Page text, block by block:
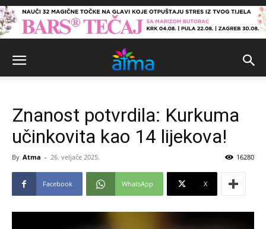
Znanost potvrdila: Kurkuma
učinkovita kao 14 lijekova!
By Atma - 26. veljače 2025. 16280
Facebook WhatsApp X